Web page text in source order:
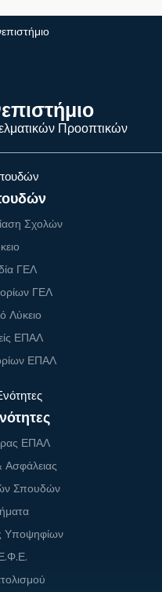
Προοπτικών
Σχολών
ΓΕΛ
ΓΕΛ
Λύκειο
ΕΠΑΛ
ΕΠΑΛ
ΕΠΑΛ
Σπουδών
Υποψηφίων